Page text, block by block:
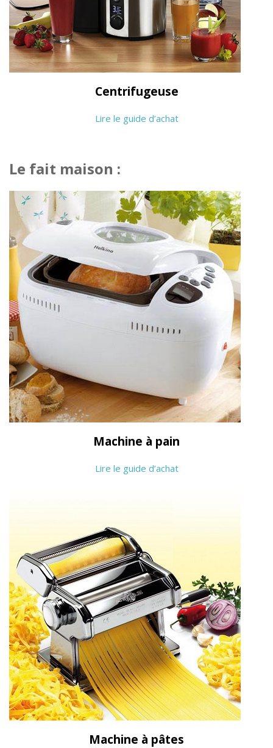
Centrifugeuse
Lire le guide d’achat
Le fait maison :
Machine à pain
Lire le guide d’achat
Machine à pâtes